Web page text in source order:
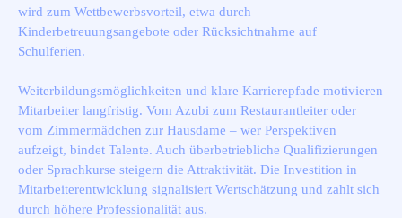
wird zum Wettbewerbsvorteil, etwa durch
Kinderbetreuungsangebote oder Rücksichtnahme auf
Schulferien.
Weiterbildungsmöglichkeiten und klare Karrierepfade motivieren
Mitarbeiter langfristig. Vom Azubi zum Restaurantleiter oder
vom Zimmermädchen zur Hausdame – wer Perspektiven
aufzeigt, bindet Talente. Auch überbetriebliche Qualifizierungen
oder Sprachkurse steigern die Attraktivität. Die Investition in
Mitarbeiterentwicklung signalisiert Wertschätzung und zahlt sich
durch höhere Professionalität aus.